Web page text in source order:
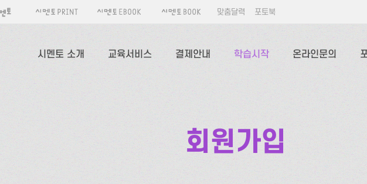
맞춤달력 포토북
시멘토 소개 교육서비스 결제안내 학습시작 온라인문의
회원가입